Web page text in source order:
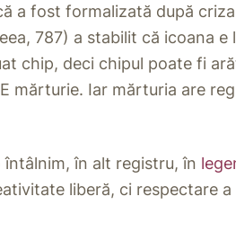
a fost formalizată după
787) a stabilit că icoana
chip, deci chipul poate fi
mărturie. Iar mărturia are
întâlnim, în alt registru, în
liberă, ci respectare